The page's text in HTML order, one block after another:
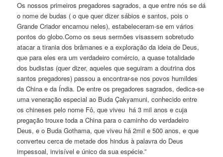
Os nossos primeiros pregadores sagrados, a que entre nós se dá
o nome de budas ( o que quer dizer sábios e santos, pois o
Grande Criador encarnou neles), estabeleceram-se em vários
pontos do globo.Como os seus sermões visassem sobretudo
atacar a tirania dos brâmanes e a exploração da ideia de Deus,
que para eles era um verdadeiro comércio, a quase totalidade
dos budistas (quer dizer, aqueles que seguiram a doutrina dos
santos pregadores) passou a encontrar-se nos povos humildes
da China e da Índia. De entre os pregadores sagrados, dedica-se
uma veneração especial ao Buda Çakyamuni, conhecido entre
os chineses pelo nome Fô, que viveu há 3 mil anos e cuja
pregação trouxe toda a China para o caminho do verdadeiro
Deus, e o Buda Gothama, que viveu há 2mil e 500 anos, e que
converteu cerca de metade dos hindus à palavra do Deus
impessoal, invisível e único da sua espécie.”